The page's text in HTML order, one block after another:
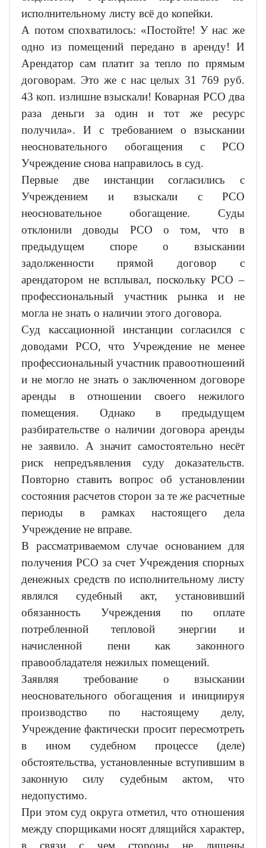
исполнительному листу всё до копейки.
А потом спохватилось: «Постойте! У нас же
одно из помещений передано в аренду! И
Арендатор сам платит за тепло по прямым
договорам. Это же с нас целых 31 769 руб.
43 коп. излишне взыскали! Коварная РСО два
раза деньги за один и тот же ресурс
получила». И с требованием о взыскании
неосновательного обогащения с РСО
Учреждение снова направилось в суд.
Первые две инстанции согласились с
Учреждением и взыскали с РСО
неосновательное обогащение. Суды
отклонили доводы РСО о том, что в
предыдущем споре о взыскании
задолженности прямой договор с
арендатором не всплывал, поскольку РСО –
профессиональный участник рынка и не
могла не знать о наличии этого договора.
Суд кассационной инстанции согласился с
доводами РСО, что Учреждение не менее
профессиональный участник правоотношений
и не могло не знать о заключенном договоре
аренды в отношении своего нежилого
помещения. Однако в предыдущем
разбирательстве о наличии договора аренды
не заявило. А значит самостоятельно несёт
риск непредъявления суду доказательств.
Повторно ставить вопрос об установлении
состояния расчетов сторон за те же расчетные
периоды в рамках настоящего дела
Учреждение не вправе.
В рассматриваемом случае основанием для
получения РСО за счет Учреждения спорных
денежных средств по исполнительному листу
являлся судебный акт, установивший
обязанность Учреждения по оплате
потребленной тепловой энергии и
начисленной пени как законного
правообладателя нежилых помещений.
Заявляя требование о взыскании
неосновательного обогащения и инициируя
производство по настоящему делу,
Учреждение фактически просит пересмотреть
в ином судебном процессе (деле)
обстоятельства, установленные вступившим в
законную силу судебным актом, что
недопустимо.
При этом суд округа отметил, что отношения
между спорщиками носят длящийся характер,
в связи с чем стороны не лишены